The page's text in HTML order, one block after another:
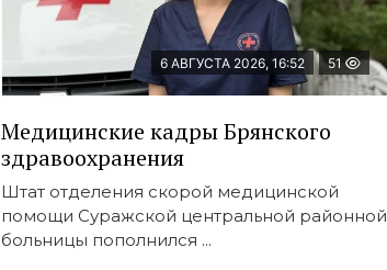
6 АВГУСТА 2026, 16:52 51
Медицинские кадры Брянского
здравоохранения
Штат отделения скорой медицинской
помощи Суражской центральной районной
больницы пополнился ...